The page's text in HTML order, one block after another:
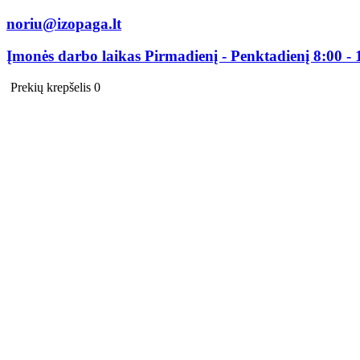
noriu@izopaga.lt
Įmonės darbo laikas Pirmadienį - Penktadienį 8:00 -
Prekių krepšelis 0